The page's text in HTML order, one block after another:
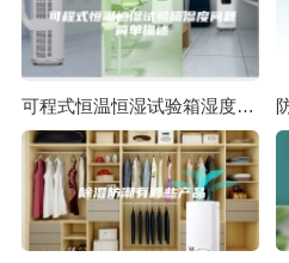
可程式恒温恒湿试验箱湿度问题简单描述